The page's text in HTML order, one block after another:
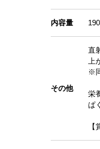
内容量
その他
直
上
※
栄
ぱ